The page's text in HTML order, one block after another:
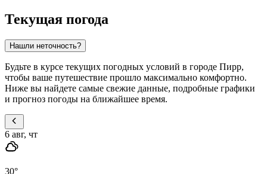
Текущая погода
Нашли неточность?
Будьте в курсе текущих погодных условий в городе Пирр,
чтобы ваше путешествие прошло максимально комфортно.
Ниже вы найдете самые свежие данные, подробные графики
и прогноз погоды на ближайшее время.
6 авг, чт
30°